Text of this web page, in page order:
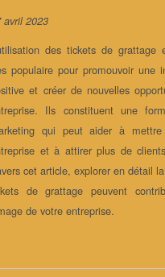
avril 2023
des tickets de grattage
populaire pour promouvoir une
et créer de nouvelles
Ils constituent une
qui peut aider à
et à attirer plus de
cet article, explorer en détail
de grattage peuvent
de votre entreprise.